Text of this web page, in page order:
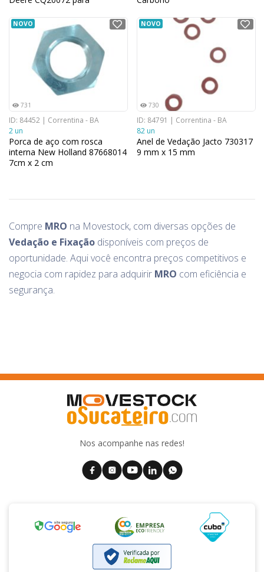
NOVO
731
ID: 84452 | Correntina - BA
2 un
Porca de aço com rosca
interna New Holland 87668014
7cm x 2 cm
NOVO
730
ID: 84791 | Correntina - BA
82 un
Anel de Vedação Jacto 730317
9 mm x 15 mm
Compre MRO na Movestock, com diversas opções de
Vedação e Fixação disponíveis com preços de
oportunidade. Aqui você encontra preços competitivos e
negocia com rapidez para adquirir MRO com eficiência e
segurança.
Nos acompanhe nas redes!